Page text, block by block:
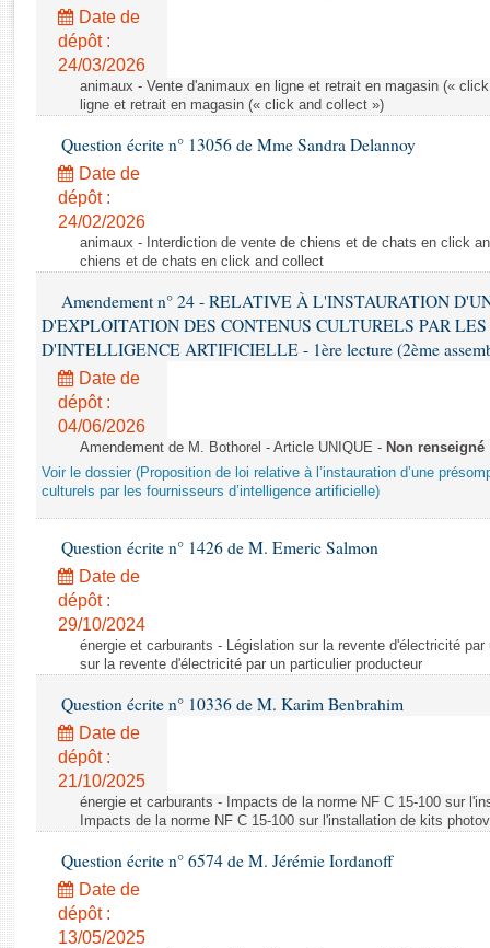
Rapports législatifs
Rapports sur l'application des lois
Baromètre de l’application des lois
Dossiers législatifs
Budget et sécurité sociale
Questions écrites et orales
Comptes rendus des débats
Date de
dépôt :
24/03/2026
animaux - Vente d'animaux en ligne et retrait en magasin («
ligne et retrait en magasin (« click and collect »)
Question écrite n° 13056 de Mme Sandra Delannoy
Date de
dépôt :
24/02/2026
animaux - Interdiction de vente de chiens et de chats en click
chiens et de chats en click and collect
Amendement n° 24 - RELATIVE À L'INSTAURATION
D'EXPLOITATION DES CONTENUS CULTURELS PAR LES
D'INTELLIGENCE ARTIFICIELLE - 1ère lecture (2ème
Date de
dépôt :
04/06/2026
Amendement de M. Bothorel - Article UNIQUE - Non renseigné
Voir le dossier (Proposition de loi relative à l’instauration d’une
culturels par les fournisseurs d’intelligence artificielle)
Question écrite n° 1426 de M. Emeric Salmon
Date de
dépôt :
29/10/2024
énergie et carburants - Législation sur la revente d'électricité
sur la revente d'électricité par un particulier producteur
Question écrite n° 10336 de M. Karim Benbrahim
Date de
dépôt :
21/10/2025
énergie et carburants - Impacts de la norme NF C 15-100 sur
Impacts de la norme NF C 15-100 sur l'installation de kits
Question écrite n° 6574 de M. Jérémie Iordanoff
Date de
dépôt :
13/05/2025